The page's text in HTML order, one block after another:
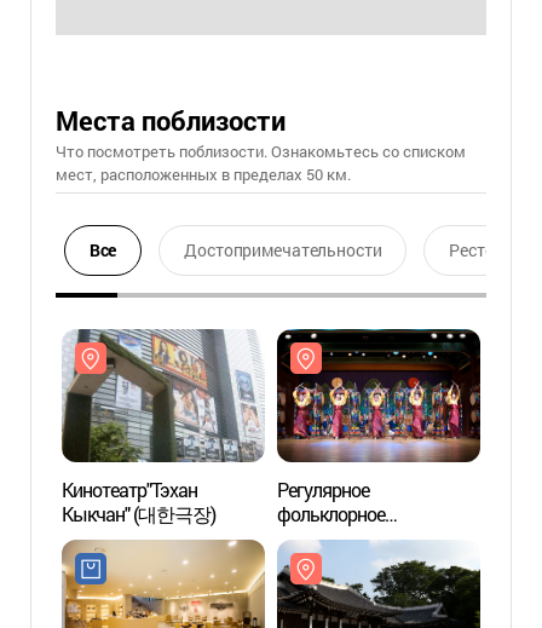
Места поблизости
Что посмотреть поблизости. Ознакомьтесь со списком
мест, расположенных в пределах 50 км.
Все Достопримечательности Ресторан
Кинотеатр"Тэхан
Кыкчан" (대한극장)
Регулярное
фольклорное
представление в
Корейском доме
(한국의집 전통예술공연)